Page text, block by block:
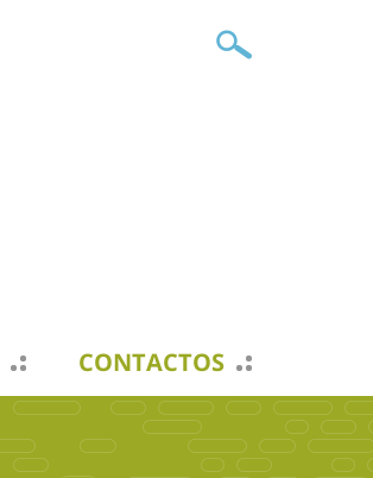
CONTACTOS